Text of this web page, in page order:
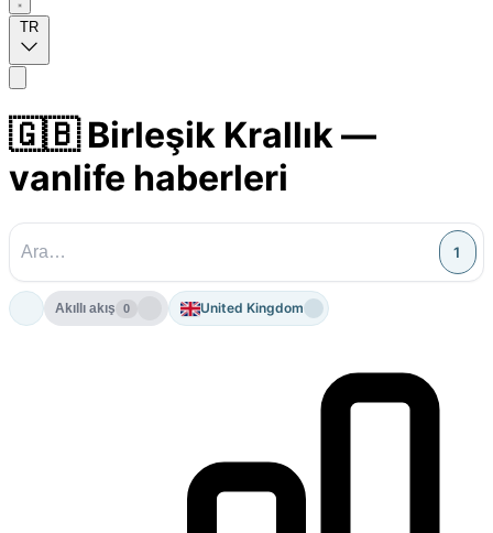
TR
🇬🇧 Birleşik Krallık —
vanlife haberleri
1
Akıllı akış 0 United Kingdom